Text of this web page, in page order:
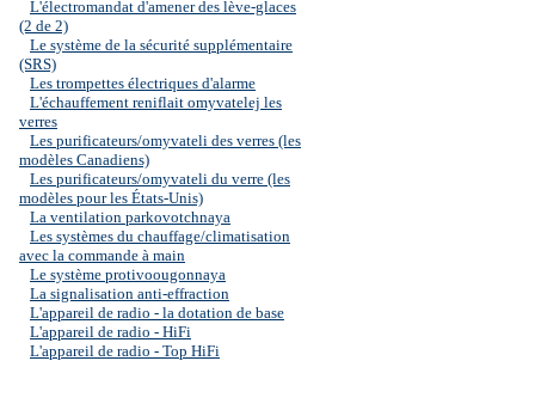
L'électromandat d'amener des lève-glaces
(2 de 2)
Le système de la sécurité supplémentaire
(SRS)
Les trompettes électriques d'alarme
L'échauffement reniflait omyvatelej les
verres
Les purificateurs/omyvateli des verres (les
modèles Canadiens)
Les purificateurs/omyvateli du verre (les
modèles pour les États-Unis)
La ventilation parkovotchnaya
Les systèmes du chauffage/climatisation
avec la commande à main
Le système protivoougonnaya
La signalisation anti-effraction
L'appareil de radio - la dotation de base
L'appareil de radio - HiFi
L'appareil de radio - Top HiFi